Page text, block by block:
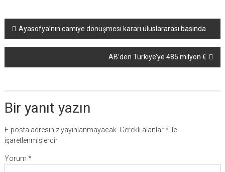
Yazı
dolaşımı
Ayasofya’nın camiye dönüşmesi kararı uluslararası basında
AB’den Türkiye’ye 485 milyon €
Bir yanıt yazın
E-posta adresiniz yayınlanmayacak. Gerekli alanlar*ile
işaretlenmişlerdir
Yorum *